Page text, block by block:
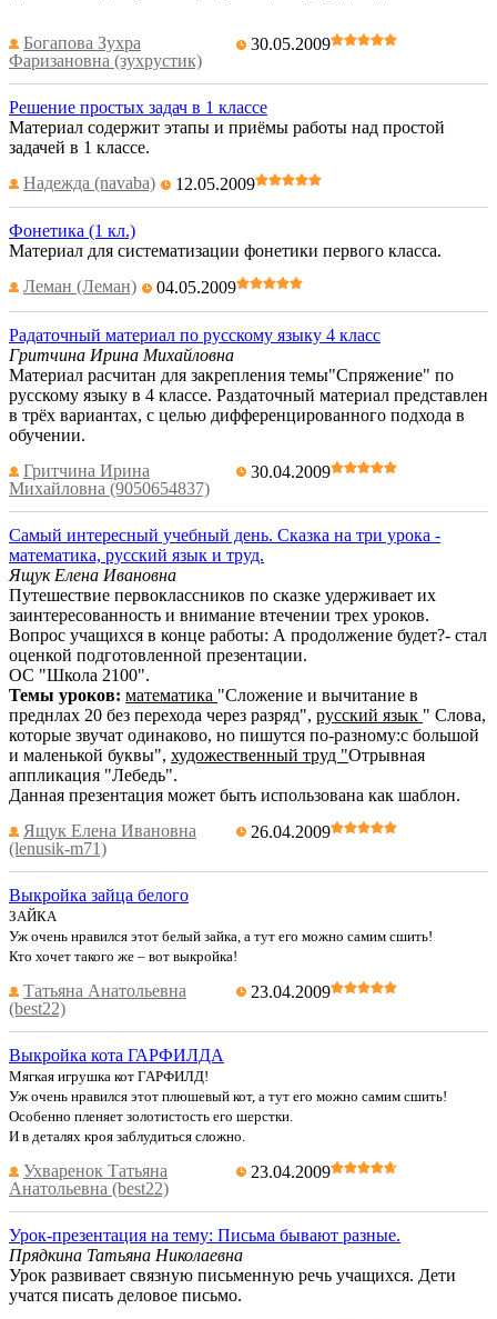
Богапова Зухра
Фаризановна (зухрустик)
30.05.2009
Решение простых задач в 1 классе
Материал содержит этапы и приёмы работы над простой
задачей в 1 классе.
Надежда (navaba)
12.05.2009
Фонетика (1 кл.)
Материал для систематизации фонетики первого класса.
Леман (Леман)
04.05.2009
Радаточный материал по русскому языку 4 класс
Гритчина Ирина Михайловна
Материал расчитан для закрепления темы"Спряжение" по
русскому языку в 4 классе. Раздаточный материал представлен
в трёх вариантах, с целью дифференцированного подхода в
обучении.
Гритчина Ирина
Михайловна (9050654837)
30.04.2009
Самый интересный учебный день. Сказка на три урока -
математика, русский язык и труд.
Ящук Елена Ивановна
Путешествие первоклассников по сказке удерживает их
заинтересованность и внимание втечении трех уроков.
Вопрос учащихся в конце работы: А продолжение будет?- стал
оценкой подготовленной презентации.
ОС "Школа 2100".
Темы уроков: математика "Сложение и вычитание в
преднлах 20 без перехода через разряд", русский язык " Слова,
которые звучат одинаково, но пишутся по-разному:с большой
и маленькой буквы", художественный труд "Отрывная
аппликация "Лебедь".
Данная презентация может быть использована как шаблон.
Ящук Елена Ивановна
(lenusik-m71)
26.04.2009
Выкройка зайца белого
ЗАЙКА
Уж очень нравился этот белый зайка, а тут его можно самим сшить!
Кто хочет такого же – вот выкройка!
Татьяна Анатольевна
(best22)
23.04.2009
Выкройка кота ГАРФИЛДА
Мягкая игрушка кот ГАРФИЛД!
Уж очень нравился этот плюшевый кот, а тут его можно самим сшить!
Особенно пленяет золотистость его шерстки.
И в деталях кроя заблудиться сложно.
Ухваренок Татьяна
Анатольевна (best22)
23.04.2009
Урок-презентация на тему: Письма бывают разные.
Прядкина Татьяна Николаевна
Урок развивает связную письменную речь учащихся. Дети
учатся писать деловое письмо.